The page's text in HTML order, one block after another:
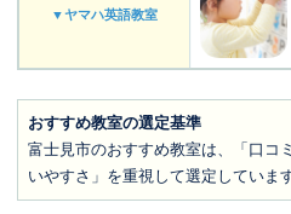
▼ヤマハ英語教室
おすすめ教室の選定基準
富士見市のおすすめ教室は、「口コ
いやすさ」を重視して選定しています